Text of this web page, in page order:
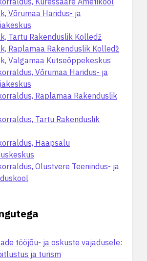
Võrumaa Haridus- ja
Tartu Rakenduslik Kolledž
Raplamaa Rakenduslik Kolledž
Valgamaa Kutseõppekeskus
Võrumaa Haridus- ja
Raplamaa Rakenduslik
Tartu Rakenduslik
Haapsalu
Olustvere Teenindus- ja
tööjõu- ja oskuste vajadusele:
ja turism